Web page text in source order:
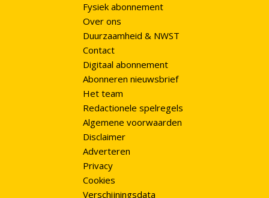
Fysiek abonnement
Over ons
Duurzaamheid & NWST
Contact
Digitaal abonnement
Abonneren nieuwsbrief
Het team
Redactionele spelregels
Algemene voorwaarden
Disclaimer
Adverteren
Privacy
Cookies
Verschijningsdata